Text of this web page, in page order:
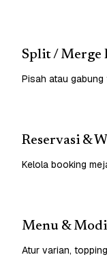
Split / Merge
Pisah atau gabung
Reservasi &
Kelola booking
Menu &
Atur varian,